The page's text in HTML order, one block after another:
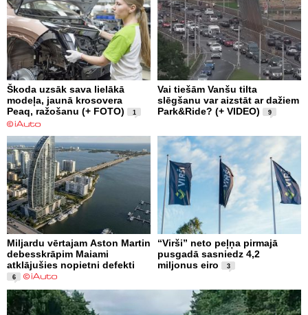
Škoda uzsāk sava lielākā
modeļa, jaunā krosovera
Peaq, ražošanu (+ FOTO)
1
Vai tiešām Vanšu tilta
slēgšanu var aizstāt ar dažiem
Park&Ride? (+ VIDEO)
9
Miljardu vērtajam Aston Martin
debesskrāpim Maiami
atklājušies nopietni defekti
6
“Virši” neto peļņa pirmajā
pusgadā sasniedz 4,2
miljonus eiro
3